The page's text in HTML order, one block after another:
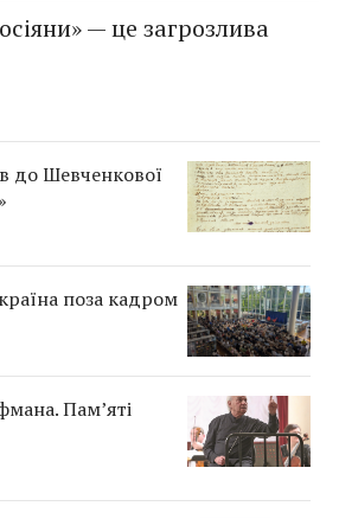
— це загрозлива
до Шевченкової
поза кадром
Пам’яті